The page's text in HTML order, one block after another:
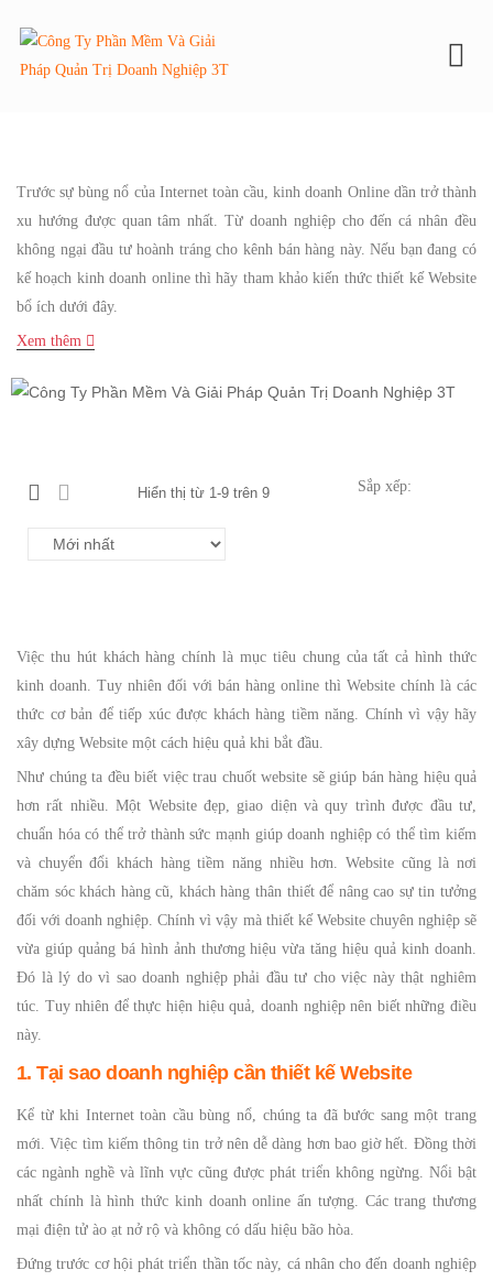
Trước sự bùng nổ của Internet toàn cầu, kinh doanh Online dần trở thành
xu hướng được quan tâm nhất. Từ doanh nghiệp cho đến cá nhân đều
không ngại đầu tư hoành tráng cho kênh bán hàng này. Nếu bạn đang có
kế hoạch kinh doanh online thì hãy tham khảo kiến thức thiết kế Website
bổ ích dưới đây.
Xem thêm
Hiển thị từ 1-9 trên 9 Sắp xếp:
Việc thu hút khách hàng chính là mục tiêu chung của tất cả hình thức
kinh doanh. Tuy nhiên đối với bán hàng online thì Website chính là các
thức cơ bản để tiếp xúc được khách hàng tiềm năng. Chính vì vậy hãy
xây dựng Website một cách hiệu quả khi bắt đầu.
Như chúng ta đều biết việc trau chuốt website sẽ giúp bán hàng hiệu quả
hơn rất nhiều. Một Website đẹp, giao diện và quy trình được đầu tư,
chuẩn hóa có thể trở thành sức mạnh giúp doanh nghiệp có thể tìm kiếm
và chuyển đổi khách hàng tiềm năng nhiều hơn. Website cũng là nơi
chăm sóc khách hàng cũ, khách hàng thân thiết để nâng cao sự tin tưởng
đối với doanh nghiệp. Chính vì vậy mà thiết kế Website chuyên nghiệp sẽ
vừa giúp quảng bá hình ảnh thương hiệu vừa tăng hiệu quả kinh doanh.
Đó là lý do vì sao doanh nghiệp phải đầu tư cho việc này thật nghiêm
túc. Tuy nhiên để thực hiện hiệu quả, doanh nghiệp nên biết những điều
này.
1. Tại sao doanh nghiệp cần thiết kế Website
Kể từ khi Internet toàn cầu bùng nổ, chúng ta đã bước sang một trang
mới. Việc tìm kiếm thông tin trở nên dễ dàng hơn bao giờ hết. Đồng thời
các ngành nghề và lĩnh vực cũng được phát triển không ngừng. Nổi bật
nhất chính là hình thức kinh doanh online ấn tượng. Các trang thương
mại điện tử ào ạt nở rộ và không có dấu hiệu bão hòa.
Đứng trước cơ hội phát triển thần tốc này, cá nhân cho đến doanh nghiệp